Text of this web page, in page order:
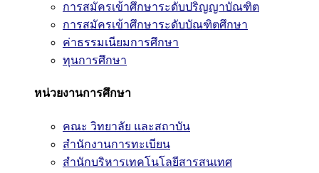
การสมัครเข้าศึกษาระดับปริญญาบัณฑิต
การสมัครเข้าศึกษาระดับบัณฑิตศึกษา
ค่าธรรมเนียมการศึกษา
ทุนการศึกษา
หน่วยงานการศึกษา
คณะ วิทยาลัย และสถาบัน
สำนักงานการทะเบียน
สำนักบริหารเทคโนโลยีสารสนเทศ